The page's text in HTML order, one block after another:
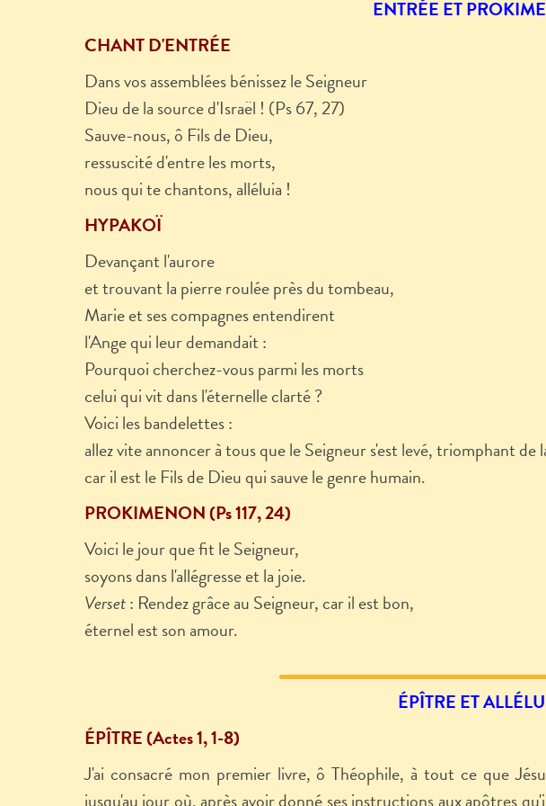
ENTRÉE ET
CHANT D'ENTRÉE
Dans vos assemblées bénissez le Seigneur
Dieu de la source d'Israël ! (Ps 67, 27)
Sauve-nous, ô Fils de Dieu,
ressuscité d'entre les morts,
nous qui te chantons, alléluia !
HYPAKOÏ
Devançant l'aurore
et trouvant la pierre roulée près du tombeau,
Marie et ses compagnes entendirent
l'Ange qui leur demandait :
Pourquoi cherchez-vous parmi les morts
celui qui vit dans l'éternelle clarté ?
Voici les bandelettes :
allez vite annoncer à tous que le Seigneur s'est levé, triomphant de
car il est le Fils de Dieu qui sauve le genre humain.
PROKIMENON (Ps 117, 24)
Voici le jour que fit le Seigneur,
soyons dans l'allégresse et la joie.
Verset: Rendez grâce au Seigneur, car il est bon,
éternel est son amour.
ÉPÎTRE ET
ÉPÎTRE (Actes 1, 1-8)
J'ai consacré mon premier livre, ô Théophile, à tout ce que
jusqu'au jour où, après avoir donné ses instructions aux apôtres